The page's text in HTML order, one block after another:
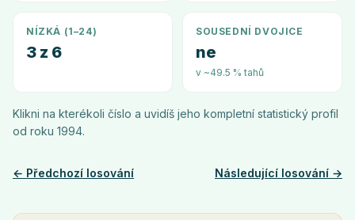
NÍZKÁ (1–24)
3 z 6
SOUSEDNÍ DVOJICE
ne
v ~49.5 % tahů
Klikni na kterékoli číslo a uvidíš jeho kompletní statistický profil
od roku 1994.
← Předchozí losování Následující losování →